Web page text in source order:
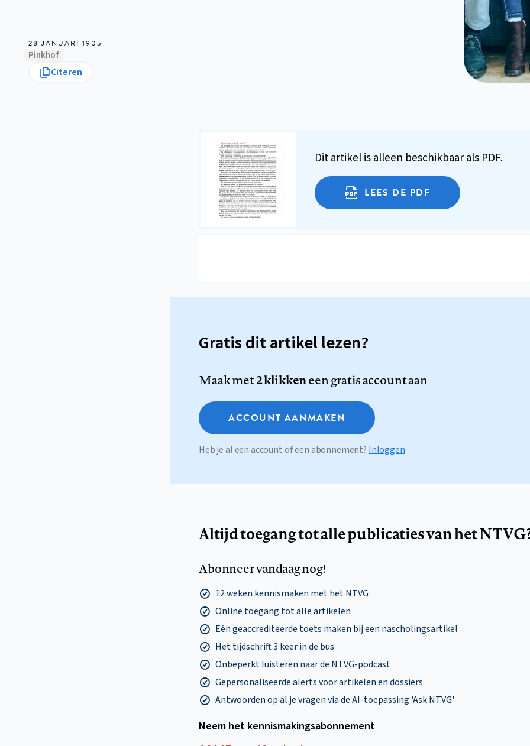
28 JANUARI 1905
Pinkhof
Citeren
Dit artikel is alleen beschikbaar als PDF.
LEES DE PDF
Gratis dit artikel lezen?
Maak met2 klikkeneen gratis account aan
ACCOUNT AANMAKEN
Heb je al een account of een abonnement? Inloggen
Altijd toegang tot alle publicaties van het
Abonneer vandaag nog!
12 weken kennismaken met het NTVG
Online toegang tot alle artikelen
Eén geaccrediteerde toets maken bij een nascholingsartikel
Het tijdschrift 3 keer in de bus
Onbeperkt luisteren naar de NTVG-podcast
Gepersonaliseerde alerts voor artikelen en dossiers
Antwoorden op al je vragen via de AI-toepassing 'Ask NTVG'
Neem het kennismakings­abonnement